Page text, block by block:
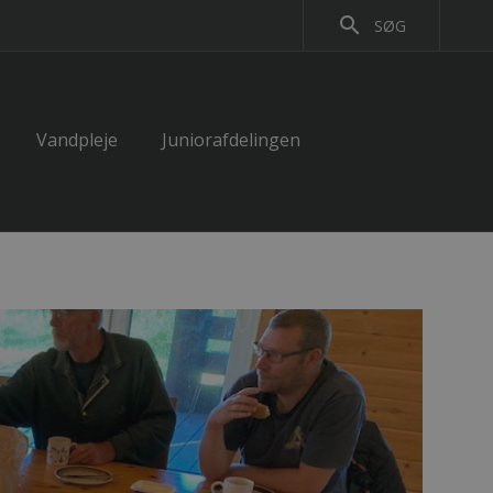
search SØG
Vandpleje Juniorafdelingen